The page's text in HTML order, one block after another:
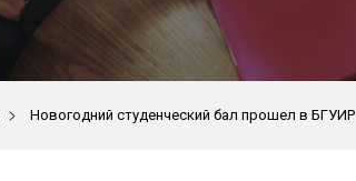
> Новогодний студенческий бал прошел в БГУИР